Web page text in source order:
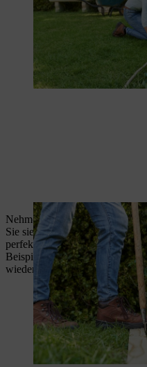
Nehmen Sie überstehende
Sie sie in flachem Winkel
perfekt zum Kompostieren
Beispiel zur Rasenreparatur
an
wiederverwenden.